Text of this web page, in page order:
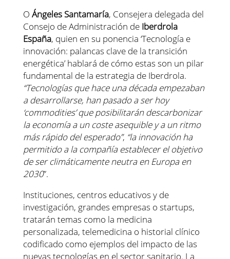
O Ángeles Santamaría, Consejera delegada del
Consejo de Administración de Iberdrola
España, quien en su ponencia ‘Tecnología e
innovación: palancas clave de la transición
energética’ hablará de cómo estas son un pilar
fundamental de la estrategia de Iberdrola.
“Tecnologías que hace una década empezaban
a desarrollarse, han pasado a ser hoy
‘commodities’ que posibilitarán descarbonizar
la economía a un coste asequible y a un ritmo
más rápido del esperado”, “la innovación ha
permitido a la compañía establecer el objetivo
de ser climáticamente neutra en Europa en
2030”.
Instituciones, centros educativos y de
investigación, grandes empresas o startups,
tratarán temas como la medicina
personalizada, telemedicina o historial clínico
codificado como ejemplos del impacto de las
nuevas tecnologías en el sector sanitario. La